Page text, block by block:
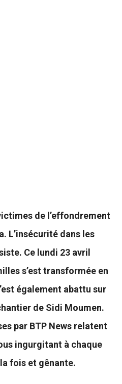
de l’effondrement
L’insécurité dans les
Ce lundi 23 avril
s’est transformée en
également abattu sur
de Sidi Moumen.
par BTP News relatent
ingurgitant à chaque
fois et gênante.